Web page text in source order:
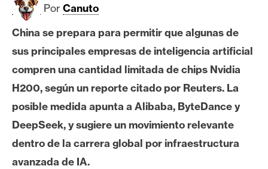
B
t
c
o
i
E
Por Canuto
China se prepara para permitir que algunas de
sus principales empresas de inteligencia artificial
compren una cantidad limitada de chips Nvidia
H200, según un reporte citado por Reuters. La
posible medida apunta a Alibaba, ByteDance y
DeepSeek, y sugiere un movimiento relevante
dentro de la carrera global por infraestructura
avanzada de IA.